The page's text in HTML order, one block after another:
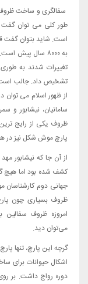
سفالگری و ساخت ظروف
طور کلی می توان
است. شاید بتوان گفت
به ۸۰۰۰ سال
تغییرات شدند به
تشخیص داد. جالب است
از ظهور اسلام می توان
سامانیان، نیشابور و
ظروف یکی از رایج
پارچ موش شکل نیز در
از آن جا که نیشابور
کشف شده بود اما هیچ
جهانی دوم کارشناسان
ظروف بسیاری چون
امروزه ظروف سفالین
می‌توان دید.
گرچه این پارچ، تنها
اشکال حیوانات برای
دوره رواج داشت. بر